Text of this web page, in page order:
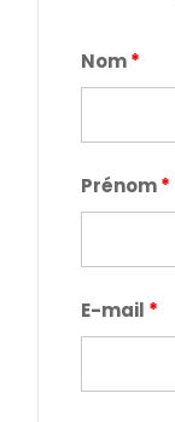
Nom*
Prénom*
E-mail *